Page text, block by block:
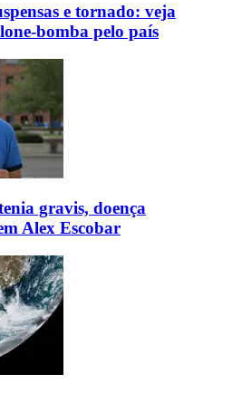
e tornado: veja
bomba pelo país
gravis, doença
Alex Escobar